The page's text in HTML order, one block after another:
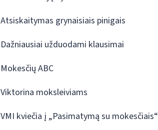
Atsiskaitymas grynaisiais pinigais
Dažniausiai užduodami klausimai
Mokesčių ABC
Viktorina moksleiviams
VMI kviečia į „Pasimatymą su mokesčiais“